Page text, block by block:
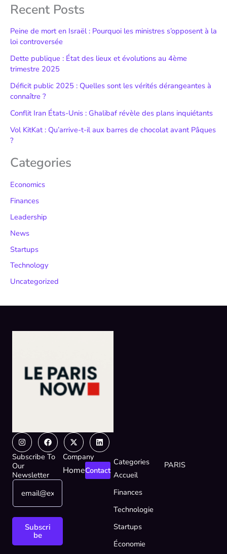
Recent Posts
Peine de mort en Israël : Pourquoi les ministres s’opposent à la
loi controversée
Dette publique : État des lieux et évolutions au 4ème
trimestre 2025
Déficit public 2025 : Quelles sont les vérités dérangeantes à
connaître ?
Conflit Iran États-Unis : Ghalibaf révèle des plans inquiétants
Vol KitKat : Qu’arrive-t-il aux barres de chocolat avant Pâques
?
Categories
Economics
Finances
Leadership
News
Startups
Technology
Uncategorized
InstagramFacebook
X-
twitter
Linkedin
Subscribe To
Our
Newsletter
E
a
i
m
E
a
Subscri
be
Company
HomeContact
Categories
Accueil
Finances
Technologie
Startups
Économie
PARIS